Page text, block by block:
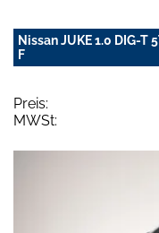
Nissan JUKE 1.0 DIG-T
F
Preis:
MWSt: